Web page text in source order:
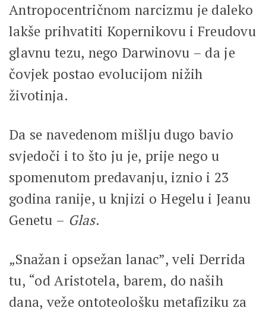
Antropocentričnom narcizmu je daleko
lakše prihvatiti Kopernikovu i Freudovu
glavnu tezu, nego Darwinovu – da je
čovjek postao evolucijom nižih
životinja.
Da se navedenom mišlju dugo bavio
svjedoči i to što ju je, prije nego u
spomenutom predavanju, iznio i 23
godina ranije, u knjizi o Hegelu i Jeanu
Genetu – Glas.
„Snažan i opsežan lanac”, veli Derrida
tu, “od Aristotela, barem, do naših
dana, veže ontoteološku metafiziku za